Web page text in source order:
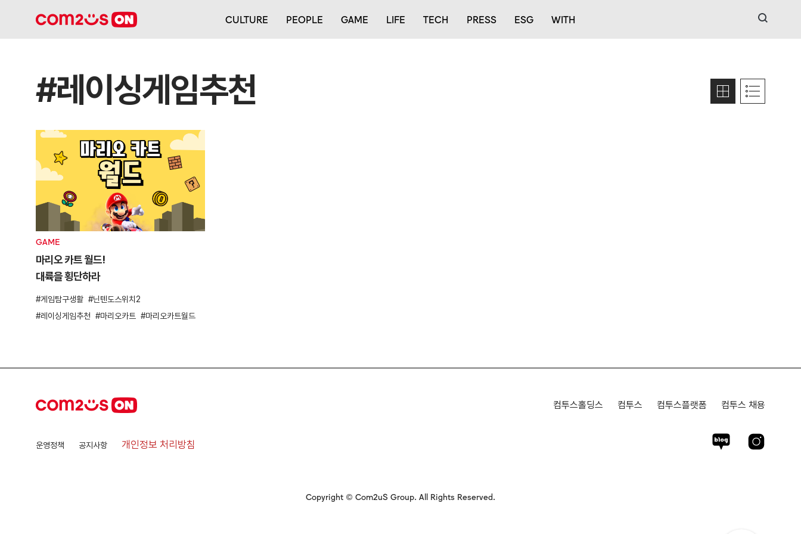
CULTURE PEOPLE GAME LIFE TECH PRESS ESG WITH 검색
#레이싱게임추천
GAME
마리오 카트 월드!
대륙을 횡단하라
게임탐구생활
닌텐도스위치2
레이싱게임추천
마리오카트 마리오카트월드
운영정책 공지사항 개인정보 처리방침
컴투스홀딩스 컴투스 컴투스플랫폼 컴투스 채용
Copyright © Com2uS Group. All Rights Reserved.